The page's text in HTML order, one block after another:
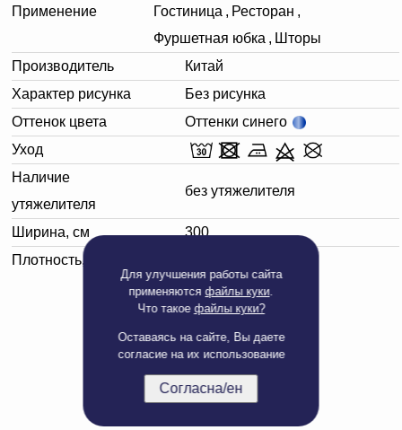
Для улучшения работы сайта
применяютсяфайлы куки.
Что такое файлы куки?
Оставаясь на сайте, Вы даете
согласие на их использование
Согласна/ен
Применение
Гостиница , Ресторан ,
Фуршетная юбка , Шторы
Производитель
Китай
Характер рисунка
Без рисунка
Оттенок цвета
Оттенки синего
Уход
Наличие
утяжелителя
без утяжелителя
Ширина, см
300
Плотность, г/м²
Полная версия сайта